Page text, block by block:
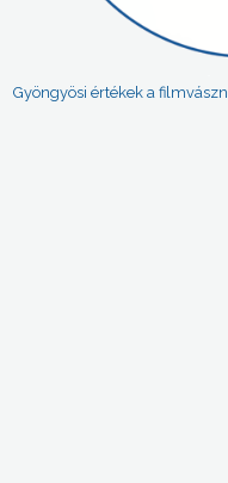
Gyöngyösi értékek a